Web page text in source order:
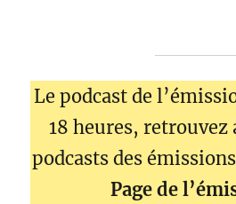
Le podcast de
18 heures, retrouvez
podcasts des
Page de